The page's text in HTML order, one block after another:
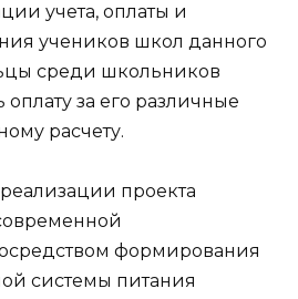
учета, оплаты и
учеников школ данного
среди школьников
за его различные
расчету.
проекта
формирования
системы питания